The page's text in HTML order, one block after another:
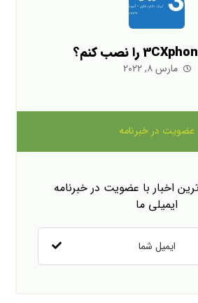
مارس ۸, ۲۰۲۲
عضویت در خبرنامه
اخبار با عضویت در خبرنامه
ایمیلی ما